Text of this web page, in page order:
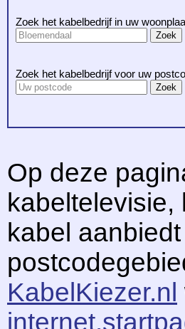
Zoek het kabelbedrijf in uw
Zoek het kabelbedrijf voor uw
Op deze
kabeltelevisie,
kabel
KabelKiezer.nl